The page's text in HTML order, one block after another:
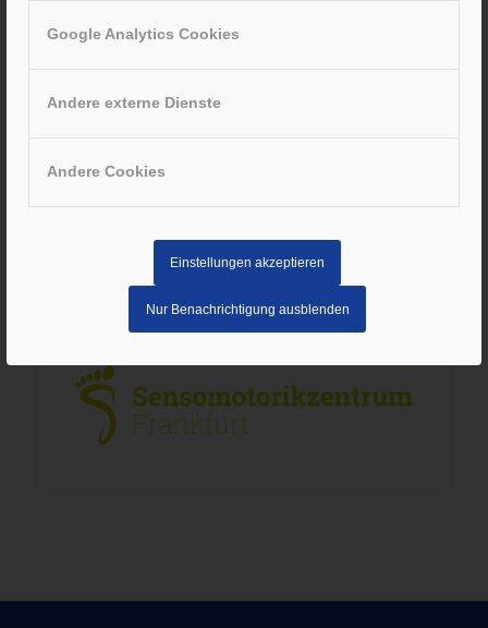
Google Analytics Cookies
Andere externe Dienste
Andere Cookies
Einstellungen akzeptieren
Nur Benachrichtigung ausblenden
Wir sind weiterhin für Sie da und versorgen Sie
SENSOMOTORIKZENTRUM
FRANKFURT BERGEN-ENKHEIM